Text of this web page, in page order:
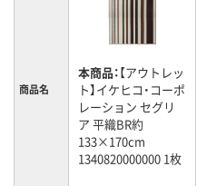
商品名
本商品：【アウトレッ
ト】イケヒコ・コーポ
レーション セグリ
ア 平織BR約
133×170cm
1340820000000 1枚